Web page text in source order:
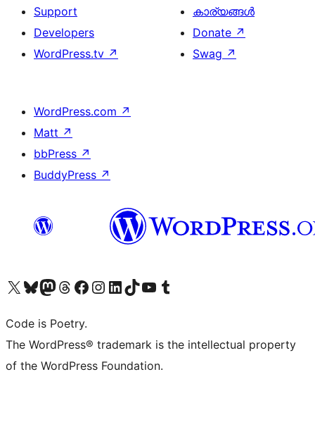
Support
Developers
WordPress.tv ↗
കാര്യങ്ങള്‍
Donate ↗
Swag ↗
WordPress.com ↗
Matt ↗
bbPress ↗
BuddyPress ↗
Visit our X (formerly Twitter) account
ഞങ്ങളുടെ ബ്ലൂസ്കൈ അക്കൗണ്ട് സന്ദർശിക്കുക
Visit our Mastodon account
ഞങ്ങളുടെ ത്രെഡ്സ് അക്കൗണ്ട് സന്ദർശിക്കുക
Visit our Facebook page
Visit our Instagram account
Visit our LinkedIn account
ഞങ്ങളുടെ ടിക് ടോക് അക്കൗണ്ട് സന്ദർശിക്കുക
Visit our YouTube channel
ഞങ്ങളുടെ ടംബ്ലർ അക്കൗണ്ട് സന്ദർശിക്കുക
Code is Poetry.
The WordPress® trademark is the intellectual property
of the WordPress Foundation.